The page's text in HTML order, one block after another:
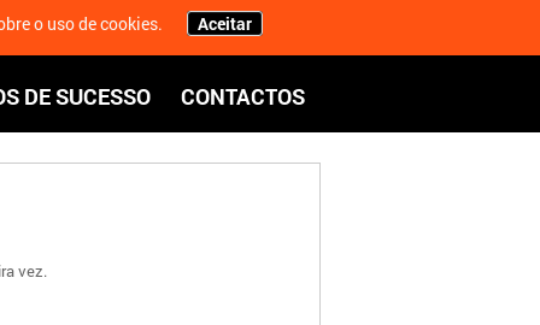
My ZONE
DE SUCESSO CONTACTOS
vez.
o uso de cookies. Aceitar